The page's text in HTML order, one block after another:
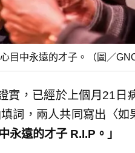
目中永遠的才子。（圖／
實，已經於上個月21日
詞，兩人共同寫出〈
永遠的才子 R.I.P。」